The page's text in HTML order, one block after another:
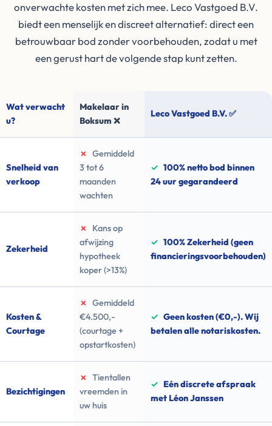
onverwachte kosten met zich mee. Leco Vastgoed B.V.
biedt een menselijk en discreet alternatief: direct een
betrouwbaar bod zonder voorbehouden, zodat u met
een gerust hart de volgende stap kunt zetten.
Wat verwacht
u?
Makelaar in
Boksum ❌
Leco Vastgoed B.V. ✅
Snelheid van
verkoop
✗
Gemiddeld
3 tot 6
maanden
wachten
✓ 100% netto bod binnen
24 uur gegarandeerd
Zekerheid
✗
Kans op
afwijzing
hypotheek
koper (>13%)
✓ 100% Zekerheid (geen
financieringsvoorbehouden)
Kosten &
Courtage
✗
Gemiddeld
€4.500,-
(courtage +
opstartkosten)
✓ Geen kosten (€0,-). Wij
betalen alle notariskosten.
Bezichtigingen
✗
Tientallen
vreemden in
uw huis
✓ Eén discrete afspraak
met Léon Janssen